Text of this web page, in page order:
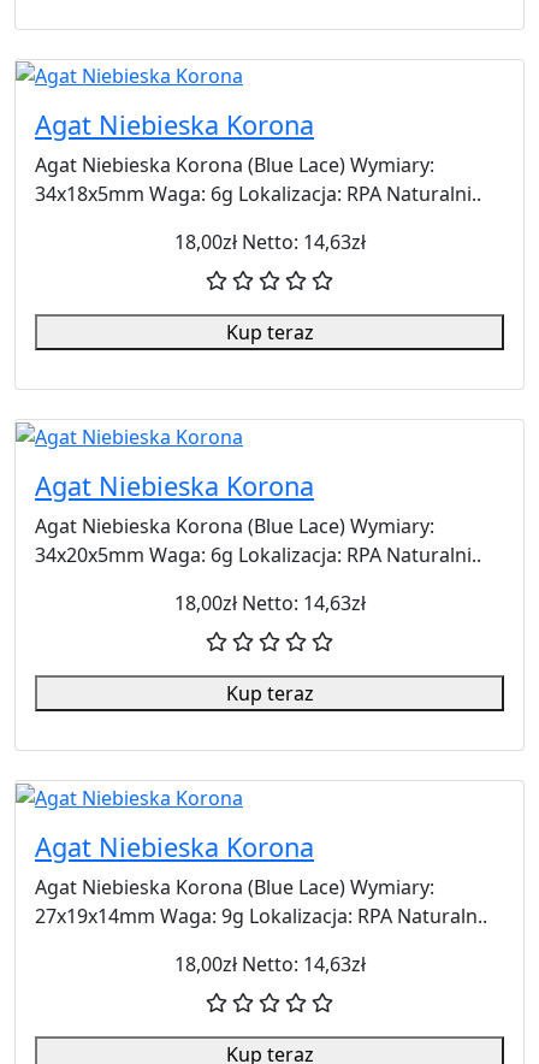
Agat Niebieska Korona
Agat Niebieska Korona (Blue Lace) Wymiary:
34x18x5mm Waga: 6g Lokalizacja: RPA Naturalni..
18,00zł Netto: 14,63zł
Kup teraz
Agat Niebieska Korona
Agat Niebieska Korona (Blue Lace) Wymiary:
34x20x5mm Waga: 6g Lokalizacja: RPA Naturalni..
18,00zł Netto: 14,63zł
Kup teraz
Agat Niebieska Korona
Agat Niebieska Korona (Blue Lace) Wymiary:
27x19x14mm Waga: 9g Lokalizacja: RPA Naturaln..
18,00zł Netto: 14,63zł
Kup teraz